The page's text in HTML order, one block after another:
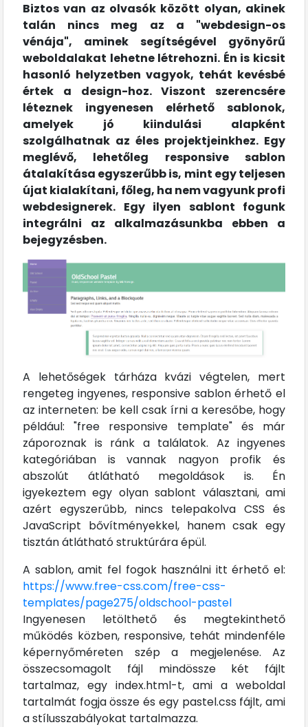
Biztos van az olvasók között olyan, akinek
talán nincs meg az a "webdesign-os
vénája", aminek segítségével gyönyörű
weboldalakat lehetne létrehozni. Én is kicsit
hasonló helyzetben vagyok, tehát kevésbé
értek a design-hoz. Viszont szerencsére
léteznek ingyenesen elérhető sablonok,
amelyek jó kiindulási alapként
szolgálhatnak az éles projektjeinkhez. Egy
meglévő, lehetőleg responsive sablon
átalakítása egyszerűbb is, mint egy teljesen
újat kialakítani, főleg, ha nem vagyunk profi
webdesignerek. Egy ilyen sablont fogunk
integrálni az alkalmazásunkba ebben a
bejegyzésben.
A lehetőségek tárháza kvázi végtelen, mert
rengeteg ingyenes, responsive sablon érhető el
az interneten: be kell csak írni a keresőbe, hogy
például: "free responsive template" és már
záporoznak is ránk a találatok. Az ingyenes
kategóriában is vannak nagyon profik és
abszolút átlátható megoldások is. Én
igyekeztem egy olyan sablont választani, ami
azért egyszerűbb, nincs telepakolva CSS és
JavaScript bővítményekkel, hanem csak egy
tisztán átlátható struktúrára épül.
A sablon, amit fel fogok használni itt érhető el:
https://www.free-css.com/free-css-
templates/page275/oldschool-pastel
Ingyenesen letölthető és megtekinthető
működés közben, responsive, tehát mindenféle
képernyőméreten szép a megjelenése. Az
összecsomagolt fájl mindössze két fájlt
tartalmaz, egy index.html-t, ami a weboldal
tartalmát fogja össze és egy pastel.css fájlt, ami
a stílusszabályokat tartalmazza.